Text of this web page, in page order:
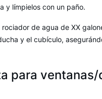
y límpielos con un paño.
de agua de XX
y el cubículo,
para